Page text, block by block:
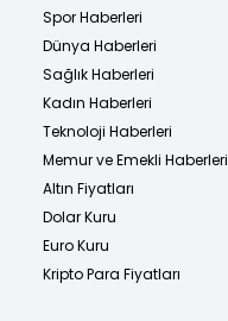
Spor Haberleri
Dünya Haberleri
Sağlık Haberleri
Kadın Haberleri
Teknoloji Haberleri
Memur ve Emekli Haberleri
Altın Fiyatları
Dolar Kuru
Euro Kuru
Kripto Para Fiyatları